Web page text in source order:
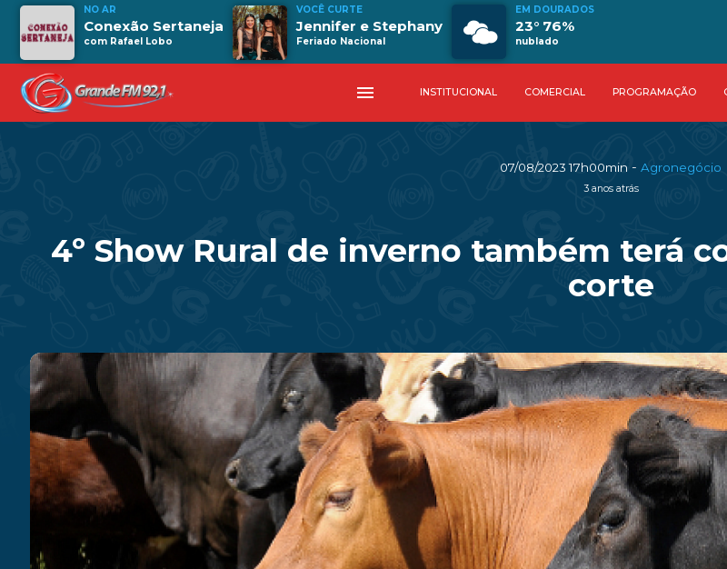
NO AR
Conexão Sertaneja
com Rafael Lobo
VOCÊ CURTE
Jennifer e Stephany
Feriado Nacional
EM DOURADOS
23° 76%
nublado
menu INSTITUCIONAL COMERCIAL PROGRAMAÇÃO
07/08/2023 17h00min - Agronegócio
3 anos atrás
4º Show Rural de inverno também terá
corte